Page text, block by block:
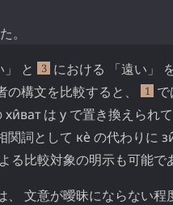
。
と 3 における 「遠い」
構文を比較すると、
1
хи̂ват は у で置き換えられ
関詞として кѐ の代わりに
る比較対象の明示も可能で
、 文意が曖昧にならない